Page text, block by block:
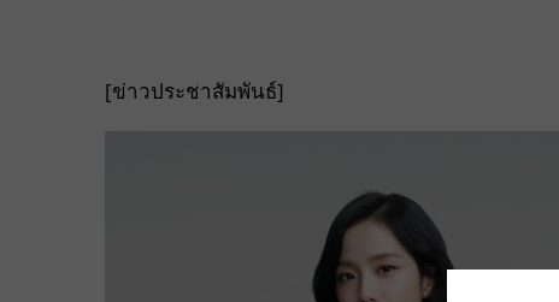
[ข่าวประชาสัมพันธ์]